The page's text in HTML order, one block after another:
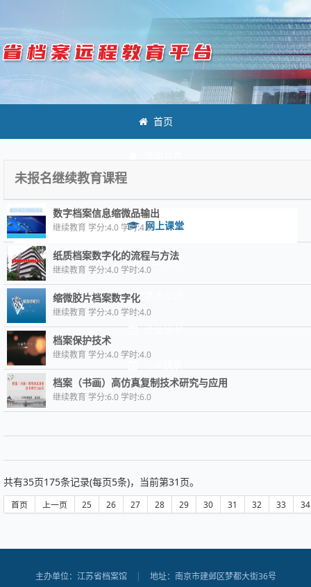
首页
网上课堂
网上考试
验证证书
未报名继续教育课程
数字档案信息缩微品输出
继续教育 学分:4.0 学时:4.0
纸质档案数字化的流程与方法
继续教育 学分:4.0 学时:4.0
缩微胶片档案数字化
继续教育 学分:4.0 学时:4.0
档案保护技术
继续教育 学分:4.0 学时:4.0
档案（书画）高仿真复制技术研究与应用
继续教育 学分:6.0 学时:6.0
共有35页175条记录(每页5条)，当前第31 页。
首页 上一页 25 26 27 28 29 30 31 32 33 34
主办单位：江苏省档案馆 | 地址：南京市建邺区梦都大街36号